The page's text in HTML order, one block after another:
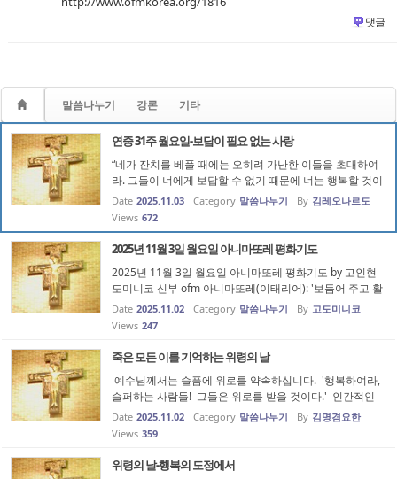
댓글
말씀나누기 강론 기타
연중 31주 월요일-보답이 필요 없는 사랑
“네가 잔치를 베풀 때에는 오히려 가난한 이들을 초대하여
라. 그들이 너에게 보답할 수 없기 때문에 너는 행복할 것이
다.” 가난한 이들에게 선행을 하면 그가 가난하기에 보답할
수 없는데 그래서 행복하다고 하십니다. 뒤집으면 그가 보
답할 수 있고 그래...
Date 2025.11.03 Category 말씀나누기 By 김레오나르도
Views 672
2025년 11월 3일 월요일 아니마또레 평화기도
2025년 11월 3일 월요일 아니마또레 평화기도 by 고인현
도미니코 신부 ofm 아니마또레(이태리어): '보듬어 주고 활
력과 영감을 불어넣는 자'를 의미합니다. 에페소 공의회(43
1년)에서 하느님의 어머니로 선포한 성모님을 ‘평화의 모
Date 2025.11.02 Category 말씀나누기 By 고도미니코
Views 247
죽은 모든 이를 기억하는 위령의 날
예수님께서는 슬픔에 위로를 약속하십니다. '행복하여라,
슬퍼하는 사람들! 그들은 위로를 받을 것이다.' 인간적인
나약함으로 저지른 잘못을 보면서 슬픔에 빠지기도 합니
다. 잘못을 저지를 당시에는 생각하지 못할 수 있지만 그
Date 2025.11.02 Category 말씀나누기 By 김명겸요한
Views 359
위령의 날-행복의 도정에서